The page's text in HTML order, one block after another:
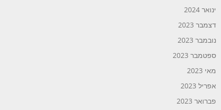
ינואר 2024
דצמבר 2023
נובמבר 2023
ספטמבר 2023
מאי 2023
אפריל 2023
פברואר 2023